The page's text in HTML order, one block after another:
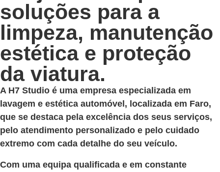
soluções para a
limpeza, manutenção
estética e proteção
da viatura.
A H7 Studio é uma empresa especializada em
lavagem e estética automóvel, localizada em Faro,
que se destaca pela excelência dos seus serviços,
pelo atendimento personalizado e pelo cuidado
extremo com cada detalhe do seu veículo.
Com uma equipa qualificada e em constante